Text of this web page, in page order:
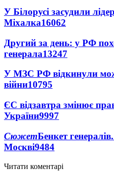
У Білорусі засудили
Міхалка16062
Другий за день: у РФ
генерала13247
У МЗС РФ відкинули
війни10795
ЄС відзавтра змінює
України9997
СюжетБенкет
Москві9484
Читати коментарі